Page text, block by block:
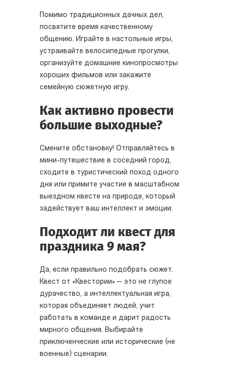
Помимо традиционных дачных дел,
посвятите время качественному
общению. Играйте в настольные игры,
устраивайте велосипедные прогулки,
организуйте домашние кинопросмотры
хороших фильмов или закажите
семейную сюжетную игру.
Как активно провести
большие выходные?
Смените обстановку! Отправляйтесь в
мини-путешествие в соседний город,
сходите в туристический поход одного
дня или примите участие в масштабном
выездном квесте на природе, который
задействует ваш интеллект и эмоции.
Подходит ли квест для
праздника 9 мая?
Да, если правильно подобрать сюжет.
Квест от «Квестории» — это не глупое
дурачество, а интеллектуальная игра,
которая объединяет людей, учит
работать в команде и дарит радость
мирного общения. Выбирайте
приключенческие или исторические (не
военные) сценарии.